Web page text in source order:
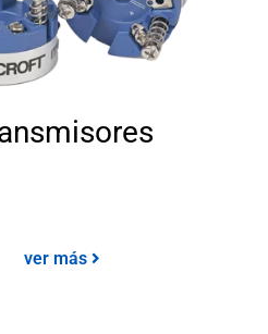
ver más